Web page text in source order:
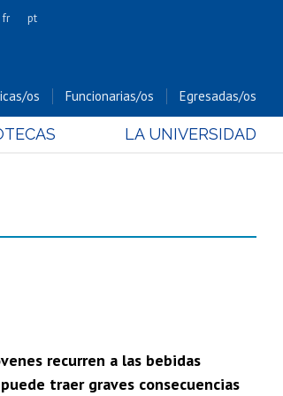
Conservación
fr pt
os Funcionarias/os Egresadas/os
LA UNIVERSIDAD
recurren a las bebidas
traer graves consecuencias